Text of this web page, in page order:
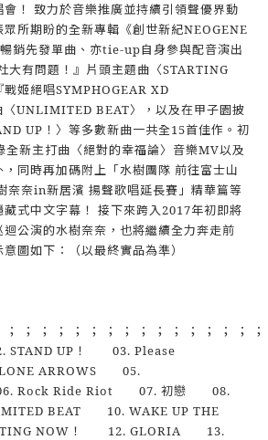
！ 致力於音樂推廣並持續引領聲優界動
所期盼的全新專輯《創世新紀NEOGENE
銷先發單曲、亦tie-up自身參與配音演出
大有問題！』片頭主題曲〈STARTING
姬絕唱SYMPHOGEAR XD
UNLIMITED BEAT〉，以及在甲子園披
UP！〉等多數新曲一共全15首佳作。初
全新主打曲〈絕對的幸福論〉音樂MV以及
同時再加碼附上「水樹團隊 前往富士山
奈奈in新居濱 揚聲歌唱延長賽」精華篇等
式中文字幕！ 接下來跨入2017年初即將
公演的水樹奈奈，也將繼續全力奔走前
圖如下：（以最終實品為準）
； ； ； ； ； ； ； ； ； ； ； ； ； ； ；
STAND UP！ 03. Please
ARROWS 05.
Rock Ride Riot 07. 初戀 08.
BEAT 10. WAKE UP THE
NOW！ 12. GLORIA 13.